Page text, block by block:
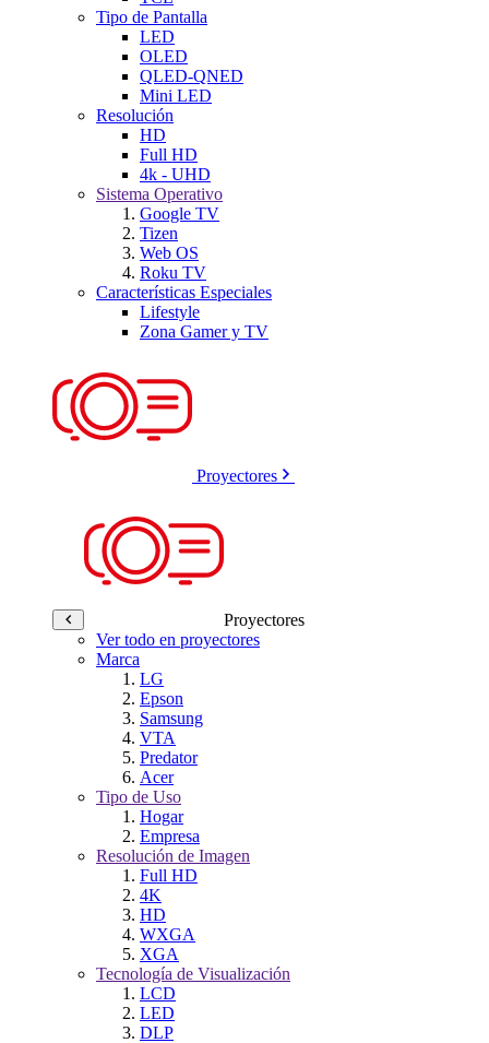
Tipo de Pantalla
LED
OLED
QLED-QNED
Mini LED
Resolución
HD
Full HD
4k - UHD
Sistema Operativo
Google TV
Tizen
Web OS
Roku TV
Características Especiales
Lifestyle
Zona Gamer y TV
Proyectores
Proyectores
Ver todo en proyectores
Marca
LG
Epson
Samsung
VTA
Predator
Acer
Tipo de Uso
Hogar
Empresa
Resolución de Imagen
Full HD
4K
HD
WXGA
XGA
Tecnología de Visualización
LCD
LED
DLP